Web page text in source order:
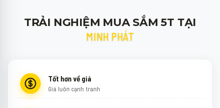
TRẢI NGHIỆM MUA SẮM 5T TẠI
MINH PHÁT
Tốt hơn về giá
Giá luôn cạnh tranh